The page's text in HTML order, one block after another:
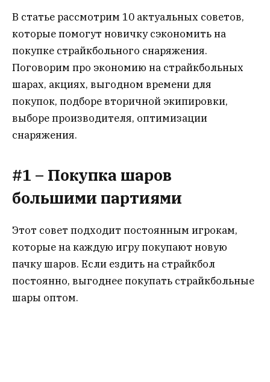
В статье рассмотрим 10 актуальных советов,
которые помогут новичку сэкономить на
покупке страйкбольного снаряжения.
Поговорим про экономию на страйкбольных
шарах, акциях, выгодном времени для
покупок, подборе вторичной экипировки,
выборе производителя, оптимизации
снаряжения.
#1 – Покупка шаров
большими партиями
Этот совет подходит постоянным игрокам,
которые на каждую игру покупают новую
пачку шаров. Если ездить на страйкбол
постоянно, выгоднее покупать страйкбольные
шары оптом.